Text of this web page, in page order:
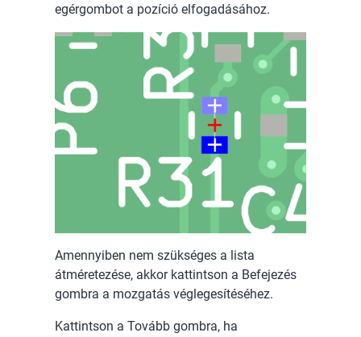
egérgombot a pozíció elfogadásához.
Amennyiben nem szükséges a lista
átméretezése, akkor kattintson a Befejezés
gombra a mozgatás véglegesítéséhez.
Kattintson a Tovább gombra, ha